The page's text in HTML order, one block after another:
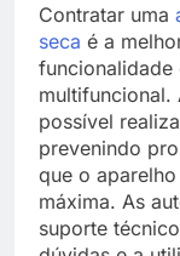
Contratar uma
seca é a
funcionalidade
multifuncional.
possível
prevenindo
que o
máxima. As
suporte